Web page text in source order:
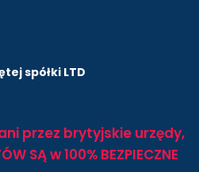
spółki LTD
przez brytyjskie urzędy,
SĄ w 100% BEZPIECZNE